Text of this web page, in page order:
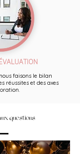
faisons le bilan
réussites et des axes
questions